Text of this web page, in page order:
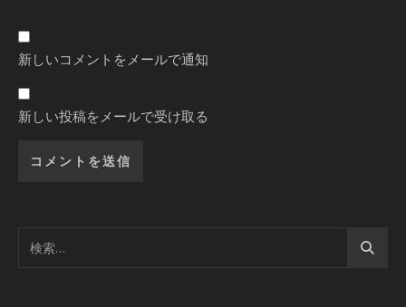
新しいコメントをメールで通知
新しい投稿をメールで受け取る